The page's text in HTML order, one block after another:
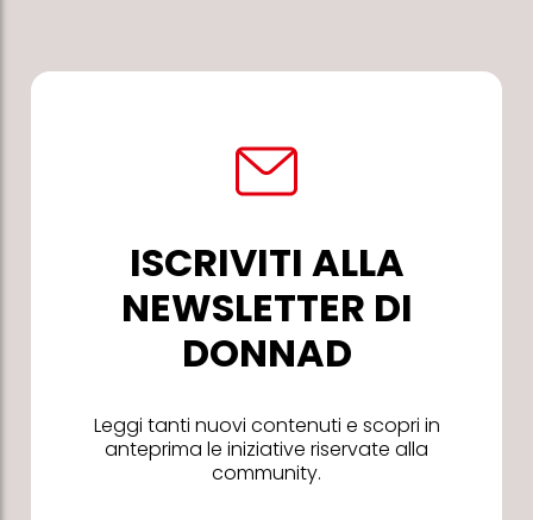
ISCRIVITI ALLA
NEWSLETTER DI
DONNAD
Leggi tanti nuovi contenuti e scopri in
anteprima le iniziative riservate alla
community.